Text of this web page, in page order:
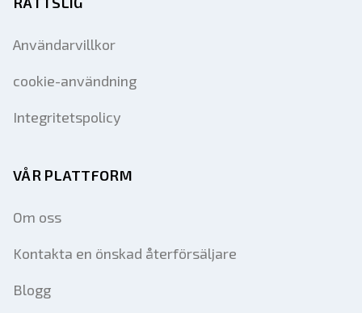
Användarvillkor
cookie-användning
Integritetspolicy
VÅR PLATTFORM
Om oss
Kontakta en önskad återförsäljare
Blogg